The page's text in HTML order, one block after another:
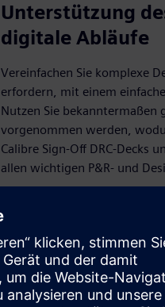
Unterstützung
digitale Abläufe
Vereinfachen Sie komplexe
erfordern, mit einem
Nutzen Sie bekanntermaßen
vorgenommen werden,
Calibre Sign-Off DRC-Decks
allen wichtigen P&R- und